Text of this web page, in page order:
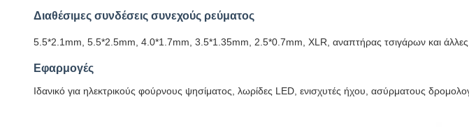
Διαθέσιμες συνδέσεις συνεχούς ρεύματος
5.5*2.1mm, 5.5*2.5mm, 4.0*1.7mm, 3.5*1.35mm, 2.5*0.7mm, XLR, αναπτήρας τσιγάρων και άλλες
Εφαρμογές
Ιδανικό για ηλεκτρικούς φούρνους ψησίματος, λωρίδες LED, ενισχυτές ήχου, ασύρματους